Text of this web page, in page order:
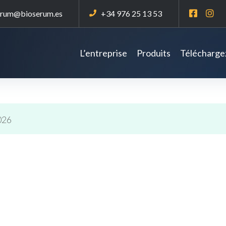
+34 976 25 13 53
L’entreprise Produits